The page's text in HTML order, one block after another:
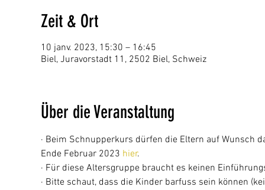
Zeit & Ort
10 janv. 2023, 15:30 – 16:45
Biel, Juravorstadt 11, 2502 Biel, Schweiz
Über die Veranstaltung
· Beim Schnupperkurs dürfen die Eltern auf Wunsch
Ende Februar 2023 hier.
· Für diese Altersgruppe braucht es keinen
· Bitte schaut, dass die Kinder barfuss sein können